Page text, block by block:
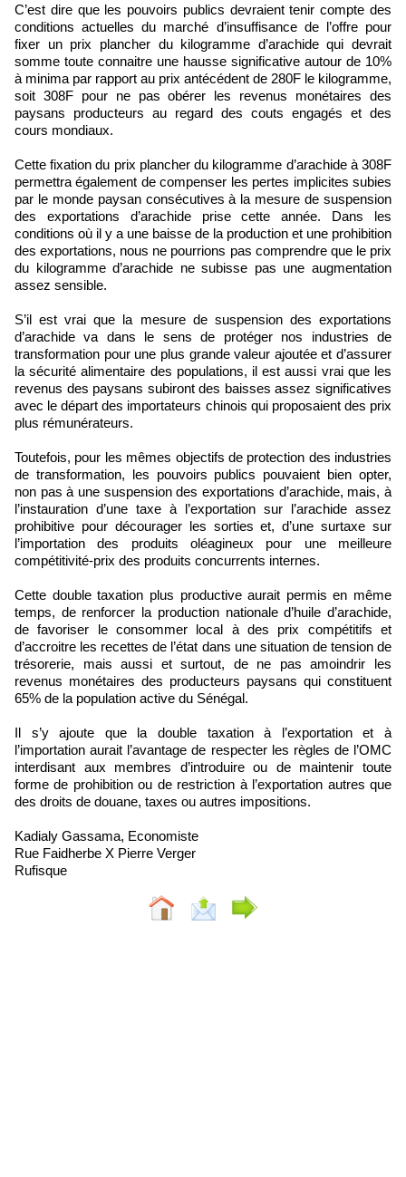
C’est dire que les pouvoirs publics devraient tenir compte des
conditions actuelles du marché d’insuffisance de l’offre pour
fixer un prix plancher du kilogramme d’arachide qui devrait
somme toute connaitre une hausse significative autour de 10%
à minima par rapport au prix antécédent de 280F le kilogramme,
soit 308F pour ne pas obérer les revenus monétaires des
paysans producteurs au regard des couts engagés et des
cours mondiaux.
Cette fixation du prix plancher du kilogramme d’arachide à 308F
permettra également de compenser les pertes implicites subies
par le monde paysan consécutives à la mesure de suspension
des exportations d’arachide prise cette année. Dans les
conditions où il y a une baisse de la production et une prohibition
des exportations, nous ne pourrions pas comprendre que le prix
du kilogramme d’arachide ne subisse pas une augmentation
assez sensible.
S’il est vrai que la mesure de suspension des exportations
d’arachide va dans le sens de protéger nos industries de
transformation pour une plus grande valeur ajoutée et d’assurer
la sécurité alimentaire des populations, il est aussi vrai que les
revenus des paysans subiront des baisses assez significatives
avec le départ des importateurs chinois qui proposaient des prix
plus rémunérateurs.
Toutefois, pour les mêmes objectifs de protection des industries
de transformation, les pouvoirs publics pouvaient bien opter,
non pas à une suspension des exportations d’arachide, mais, à
l’instauration d’une taxe à l’exportation sur l’arachide assez
prohibitive pour décourager les sorties et, d’une surtaxe sur
l’importation des produits oléagineux pour une meilleure
compétitivité-prix des produits concurrents internes.
Cette double taxation plus productive aurait permis en même
temps, de renforcer la production nationale d’huile d’arachide,
de favoriser le consommer local à des prix compétitifs et
d’accroitre les recettes de l’état dans une situation de tension de
trésorerie, mais aussi et surtout, de ne pas amoindrir les
revenus monétaires des producteurs paysans qui constituent
65% de la population active du Sénégal.
Il s’y ajoute que la double taxation à l’exportation et à
l’importation aurait l’avantage de respecter les règles de l’OMC
interdisant aux membres d’introduire ou de maintenir toute
forme de prohibition ou de restriction à l’exportation autres que
des droits de douane, taxes ou autres impositions.
Kadialy Gassama, Economiste
Rue Faidherbe X Pierre Verger
Rufisque